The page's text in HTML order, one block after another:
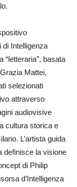
di Intelligenza
“letteraria”, basata
Mattei,
selezionati
attraverso
audiovisive
cultura storica e
L’artista guida
definisce la visione
di Philip
d’Intelligenza